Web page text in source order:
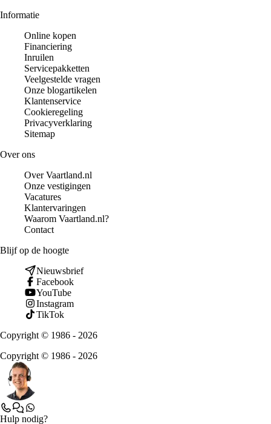
Informatie
Online kopen
Financiering
Inruilen
Servicepakketten
Veelgestelde vragen
Onze blogartikelen
Klantenservice
Cookieregeling
Privacyverklaring
Sitemap
Over ons
Over Vaartland.nl
Onze vestigingen
Vacatures
Klantervaringen
Waarom Vaartland.nl?
Contact
Blijf op de hoogte
Nieuwsbrief
Facebook
YouTube
Instagram
TikTok
Copyright © 1986 - 2026
Copyright © 1986 - 2026
Hulp nodig?